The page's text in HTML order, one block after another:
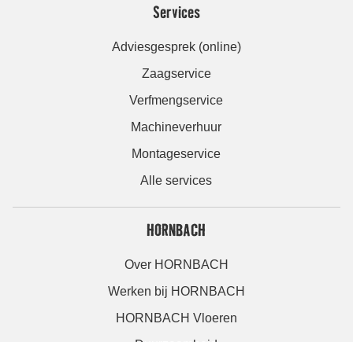
Services
Adviesgesprek (online)
Zaagservice
Verfmengservice
Machineverhuur
Montageservice
Alle services
HORNBACH
Over HORNBACH
Werken bij HORNBACH
HORNBACH Vloeren